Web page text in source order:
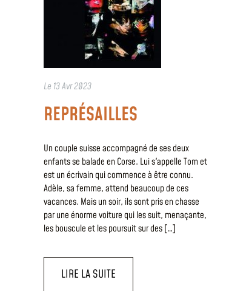
Le 13 Avr 2023
REPRÉSAILLES
Un couple suisse accompagné de ses deux
enfants se balade en Corse. Lui s'appelle Tom et
est un écrivain qui commence à être connu.
Adèle, sa femme, attend beaucoup de ces
vacances. Mais un soir, ils sont pris en chasse
par une énorme voiture qui les suit, menaçante,
les bouscule et les poursuit sur des […]
LIRE LA SUITE